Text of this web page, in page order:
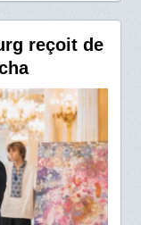
reçoit de